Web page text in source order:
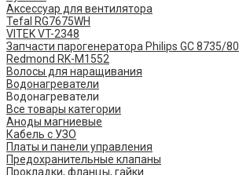
Аксессуар для вентилятора
Tefal RG7675WH
VITEK VT-2348
Запчасти парогенератора Philips GC 8735/80
Redmond RK-M1552
Волосы для наращивания
Водонагреватели
Водонагреватели
Все товары категории
Аноды магниевые
Кабель с УЗО
Платы и панели управления
Предохранительные клапаны
Прокладки, фланцы, гайки